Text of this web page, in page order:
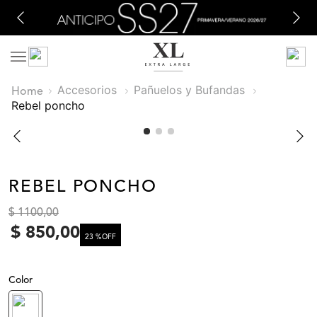
Accesorios
Pañuelos y Bufandas
rebel poncho
REBEL PONCHO
$ 1100,00
$ 850,00 23 %OFF
Color